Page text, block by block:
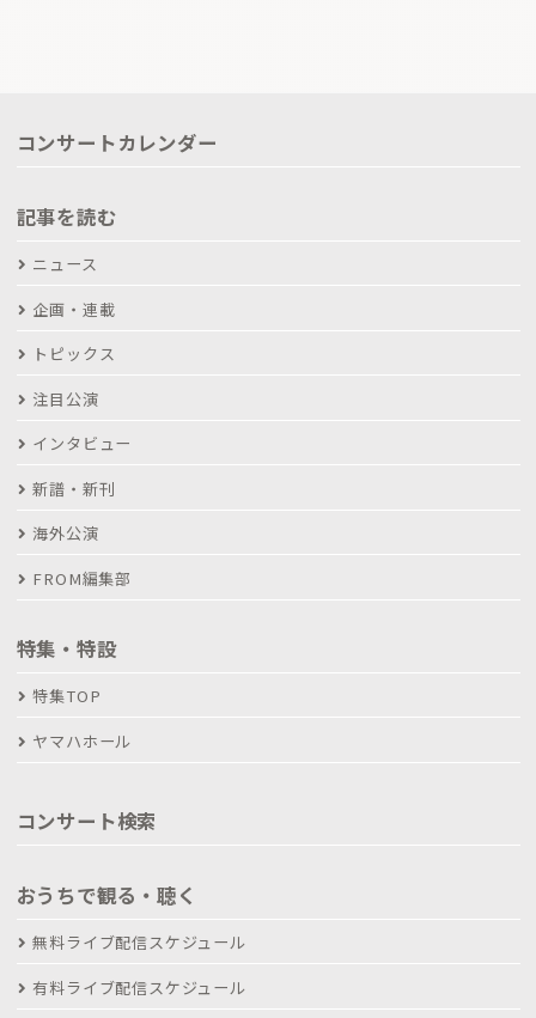
コンサートカレンダー
記事を読む
ニュース
企画・連載
トピックス
注目公演
インタビュー
新譜・新刊
海外公演
FROM編集部
特集・特設
特集TOP
ヤマハホール
コンサート検索
おうちで観る・聴く
無料ライブ配信スケジュール
有料ライブ配信スケジュール